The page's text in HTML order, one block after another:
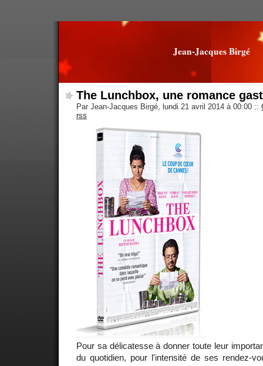
Jean-Jacques Birgé
The Lunchbox, une romance
Par Jean-Jacques Birgé, lundi 21 avril 2014 à 00:00 ::
rss
Pour sa délicatesse à donner toute leur
du quotidien, pour l'intensité de ses rendez-